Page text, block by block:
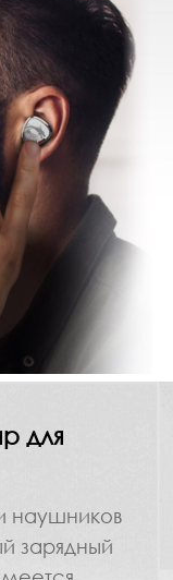
для
наушников
зарядный